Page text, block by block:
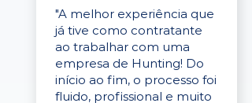
"A melhor experiência que
já tive como contratante
ao trabalhar com uma
empresa de Hunting! Do
início ao fim, o processo foi
fluido, profissional e muito